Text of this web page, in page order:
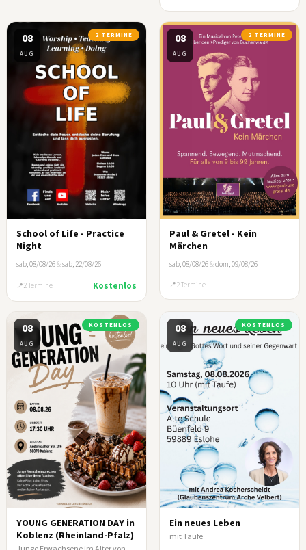
08
AUG
2 TERMINE
School of Life - Practice
Night
sab, 08/08/26&sab, 22/08/26
2 Termine Kostenlos
08
AUG
2 TERMINE
Paul & Gretel - Kein
Märchen
sab, 08/08/26&dom, 09/08/26
2 Termine
08
AUG
KOSTENLOS
YOUNG GENERATION DAY in
Koblenz (Rheinland-Pfalz)
08
AUG
KOSTENLOS
Ein neues Leben
mit Taufe